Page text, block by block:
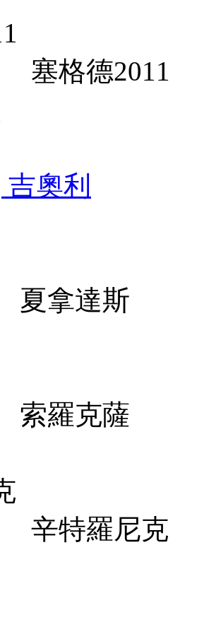
塞格德2011
吉奧利
夏拿達斯
索羅克薩
辛特羅尼克